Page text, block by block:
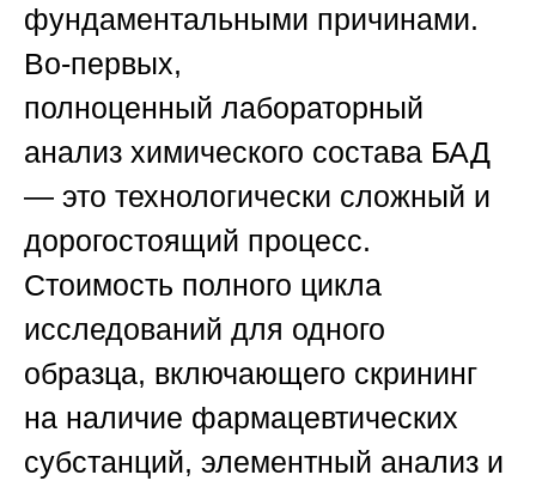
фундаментальными причинами.
Во-первых,
полноценный лабораторный
анализ химического состава БАД
— это технологически сложный и
дорогостоящий процесс.
Стоимость полного цикла
исследований для одного
образца, включающего скрининг
на наличие фармацевтических
субстанций, элементный анализ и